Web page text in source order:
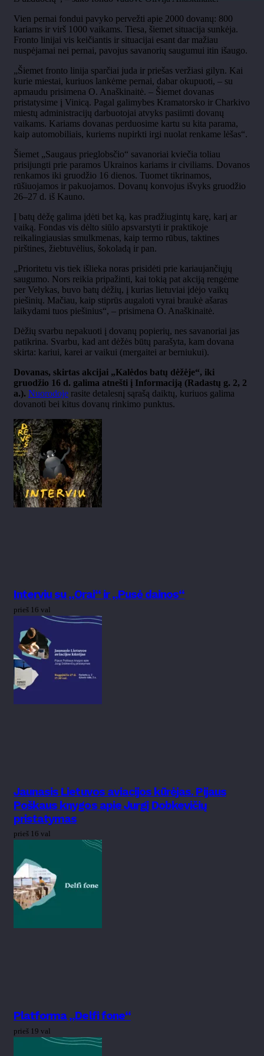
Vien pernai fondui pavyko pervežti apie 2000 dovanų: 800
kariams ir virš 1000 vaikams. Tiesa, šiemet situacija sunkėja.
Fronto linijai vis keičiantis ir situacijai esant dar mažiau
nuspėjamai nei pernai, pavojus savanorių saugumui itin išaugo.
„Šiemet fronto linija sparčiai juda ir priešas veržiasi gilyn. Kai
kurie miestai, kuriuos lankėme pernai, dabar okupuoti, – su
apmaudu prisimena O. Anaškinaitė. – Šiemet dovanas
pristatysime į Vinicą. Pagal galimybes Kramatorsko ir Charkivo
miestų administracijų darbuotojai atvyks pasiimti dovanų
vaikams. Kariams dovanas perduosime kartu su kita parama,
kaip automobiliais, kuriems nupirkti irgi nuolat renkame lėšas“.
Šiemet „Saugaus prieglobsčio“ savanoriai kviečia toliau
prisijungti prie paramos Ukrainos kariams ir civiliams. Dovanos
renkamos iki gruodžio 16 dienos. Tuomet tikrinamos,
rūšiuojamos ir pakuojamos. Dovanų konvojus išvyks gruodžio
26–27 d. iš Kauno.
Į batų dėžę galima įdėti bet ką, kas pradžiugintų karę, karį ar
vaiką. Fondas vis dėlto siūlo apsvarstyti ir praktikoje
reikalingiausias smulkmenas, kaip termo rūbus, taktines
pirštines, žiebtuvėlius, šokoladą ir pan.
„Prioritetu vis tiek išlieka noras prisidėti prie kariaujančiųjų
saugumo. Nors reikia pripažinti, kai tokią pat akciją rengėme
per Velykas, buvo batų dėžių, į kurias lietuviai įdėjo vaikų
piešinių. Mačiau, kaip stiprūs augaloti vyrai braukė ašaras
laikydami tuos piešinius“, – prisimena O. Anaškinaitė.
Dėžių svarbu nepakuoti į dovanų popierių, nes savanoriai jas
patikrina. Svarbu, kad ant dėžės būtų parašyta, kam dovana
skirta: kariui, karei ar vaikui (mergaitei ar berniukui).
Dovanas, skirtas akcijai „Kalėdos batų dėžėje“, iki
gruodžio 16 d. galima atnešti į Informaciją (Radastų g. 2, 2
a.). Nuorodoje rasite detalesnį sąrašą daiktų, kuriuos galima
dovanoti bei kitus dovanų rinkimo punktus.
Interviu su „Orai“ ir „Pusė dainos“
prieš 16 val
Jaunasis Lietuvos aviacijos kūrėjas. Pijaus
Poškaus knygos apie Jurgį Dobkevičių
pristatymas
prieš 16 val
Platforma „Delfi fone“
prieš 19 val